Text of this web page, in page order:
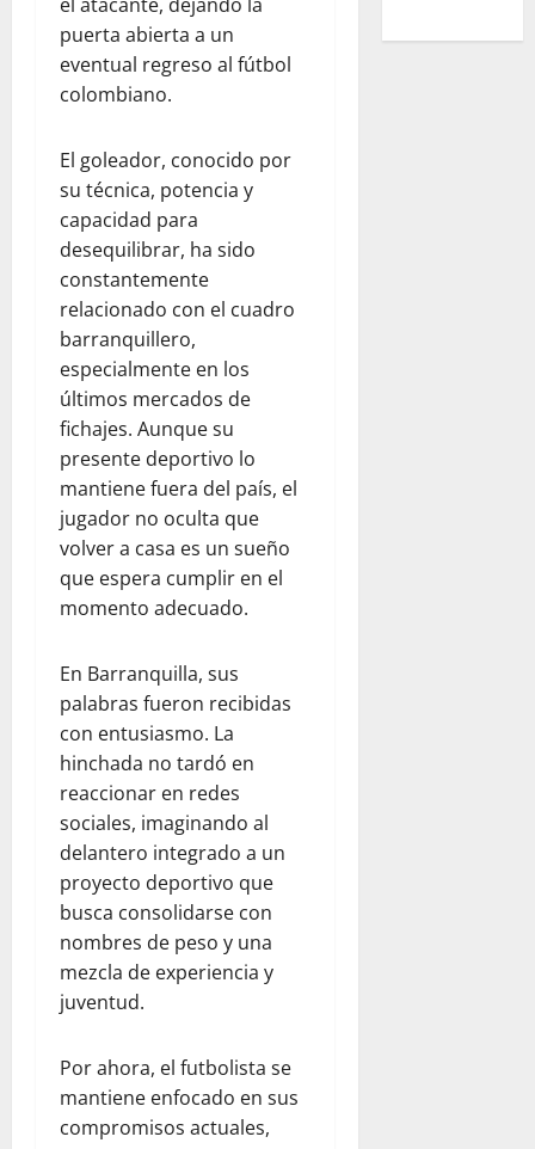
puerta abierta a un
eventual regreso al fútbol
colombiano.
El goleador, conocido por
su técnica, potencia y
capacidad para
desequilibrar, ha sido
constantemente
relacionado con el cuadro
barranquillero,
especialmente en los
últimos mercados de
fichajes. Aunque su
presente deportivo lo
mantiene fuera del país, el
jugador no oculta que
volver a casa es un sueño
que espera cumplir en el
momento adecuado.
En Barranquilla, sus
palabras fueron recibidas
con entusiasmo. La
hinchada no tardó en
reaccionar en redes
sociales, imaginando al
delantero integrado a un
proyecto deportivo que
busca consolidarse con
nombres de peso y una
mezcla de experiencia y
juventud.
Por ahora, el futbolista se
mantiene enfocado en sus
compromisos actuales,